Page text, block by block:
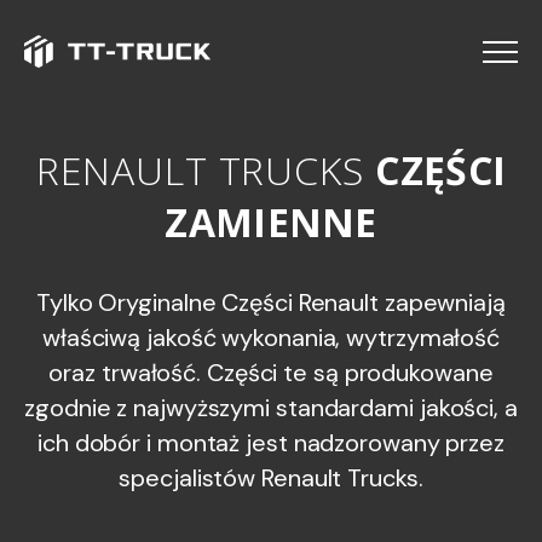
RENAULT TRUCKSCZĘŚCI
RENAULT TRUCKS CZĘŚCI
ZAMIENNE
Tylko Oryginalne Części Renault zapewniają
właściwą jakość wykonania, wytrzymałość
oraz trwałość. Części te są produkowane
zgodnie z najwyższymi standardami jakości, a
ich dobór i montaż jest nadzorowany przez
specjalistów Renault Trucks.